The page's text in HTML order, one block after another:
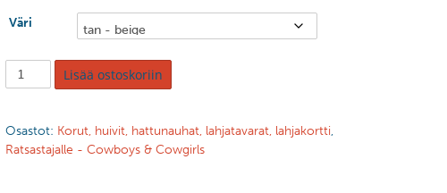
Väri
Lisää ostoskoriin
Osastot: Korut, huivit, hattunauhat, lahjatavarat, lahjakortti,
Ratsastajalle - Cowboys & Cowgirls